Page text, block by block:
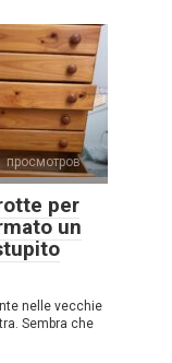
просмотров
per
un
nelle vecchie
Sembra che